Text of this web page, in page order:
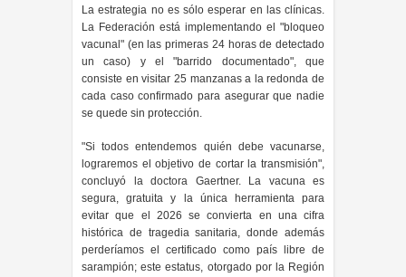
La estrategia no es sólo esperar en las clínicas.
La Federación está implementando el "bloqueo
vacunal" (en las primeras 24 horas de detectado
un caso) y el "barrido documentado", que
consiste en visitar 25 manzanas a la redonda de
cada caso confirmado para asegurar que nadie
se quede sin protección.
"Si todos entendemos quién debe vacunarse,
lograremos el objetivo de cortar la transmisión",
concluyó la doctora Gaertner. La vacuna es
segura, gratuita y la única herramienta para
evitar que el 2026 se convierta en una cifra
histórica de tragedia sanitaria, donde además
perderíamos el certificado como país libre de
sarampión; este estatus, otorgado por la Región